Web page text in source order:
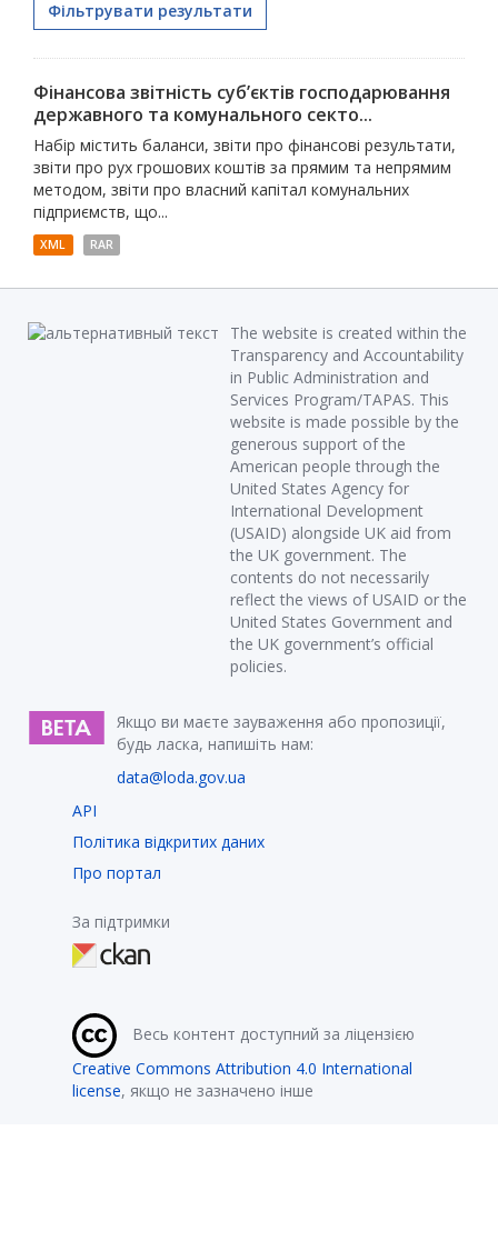
Фільтрувати результати
Фінансова звітність суб’єктів господарювання
державного та комунального секто...
Набір містить баланси, звіти про фінансові результати,
звіти про рух грошових коштів за прямим та непрямим
методом, звіти про власний капітал комунальних
підприємств, що...
XML RAR
The website is created within the
Transparency and Accountability
in Public Administration and
Services Program/TAPAS. This
website is made possible by the
generous support of the
American people through the
United States Agency for
International Development
(USAID) alongside UK aid from
the UK government. The
contents do not necessarily
reflect the views of USAID or the
United States Government and
the UK government’s official
policies.
Якщо ви маєте зауваження або пропозиції,
будь ласка, напишіть нам:
data@loda.gov.ua
API
Політика відкритих даних
Про портал
За підтримки
Весь контент доступний за ліцензією
Creative Commons Attribution 4.0 International
license, якщо не зазначено інше